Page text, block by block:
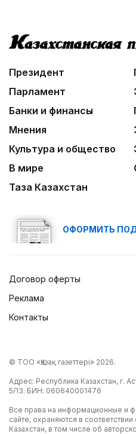
Президент
Парламент
Банки и финансы
Мнения
Культура и общество
В мире
Таза Казахстан
ОФОРМИТЬ
Договор оферты
Реклама
Контакты
© ТОО «Қазақ газеттері» 2026.
Адрес: Республика Казахстан, г.
5/13. БИН: 060640001476
Все права на информационные и
сайте, охраняются в
Казахстан, в том числе об